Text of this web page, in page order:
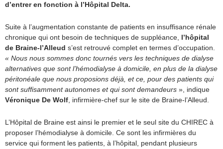
d’entrer en fonction à l’Hôpital Delta.
Suite à l’augmentation constante de patients en insuffisance rénale
chronique qui ont besoin de techniques de suppléance, l’hôpital
de Braine-l’Alleud s’est retrouvé complet en termes d’occupation.
« Nous nous sommes donc tournés vers les techniques de dialyse
alternatives que sont l’hémodialyse à domicile, en plus de la dialyse
péritonéale que nous proposions déjà, et ce, pour des patients qui
sont suffisamment autonomes et qui sont demandeurs », indique
Véronique De Wolf , infirmière-chef sur le site de Braine-l’Alleud.
L’Hôpital de Braine est ainsi le premier et le seul site du CHIREC à
proposer l’hémodialyse à domicile. Ce sont les infirmières du
service qui forment les patients, à l’hôpital, pendant plusieurs